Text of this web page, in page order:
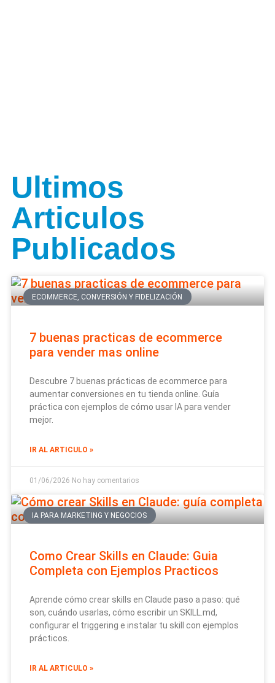
Ultimos
Articulos
Publicados
ECOMMERCE, CONVERSIÓN Y FIDELIZACIÓN
7 buenas practicas de ecommerce
para vender mas online
Descubre 7 buenas prácticas de ecommerce para
aumentar conversiones en tu tienda online. Guía
práctica con ejemplos de cómo usar IA para vender
mejor.
IR AL ARTICULO »
01/06/2026 No hay comentarios
IA PARA MARKETING Y NEGOCIOS
Como Crear Skills en Claude: Guia
Completa con Ejemplos Practicos
Aprende cómo crear skills en Claude paso a paso: qué
son, cuándo usarlas, cómo escribir un SKILL.md,
configurar el triggering e instalar tu skill con ejemplos
prácticos.
IR AL ARTICULO »